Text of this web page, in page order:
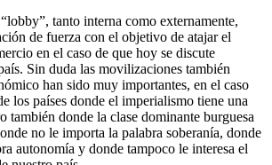
tanto interna como externamente,
de fuerza con el objetivo de atajar el
en el caso de que hoy se discute
Sin duda las movilizaciones también
han sido muy importantes, en el caso
los países donde el imperialismo tiene una
también donde la clase dominante burguesa
no le importa la palabra soberanía, donde
autonomía y donde tampoco le interesa el